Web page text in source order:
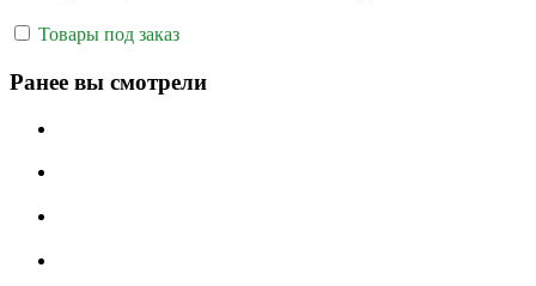
Товары под заказ
Ранее вы смотрели